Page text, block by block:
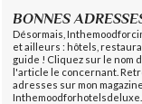
BONNES
Désormais,
et ailleurs : hôtels,
guide ! Cliquez sur le nom
l'article le concernant.
adresses sur mon